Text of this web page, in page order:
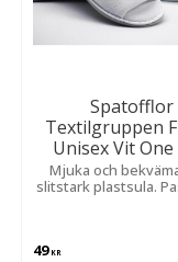
Spatofflor
Textilgruppen
Unisex Vit One
Mjuka och
slitstark plastsula.
49KR